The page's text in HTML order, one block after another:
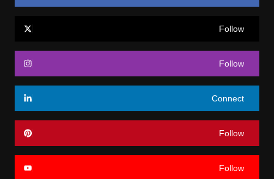
Follow
Follow
Connect
Follow
Follow